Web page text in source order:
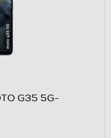
G35 5G-